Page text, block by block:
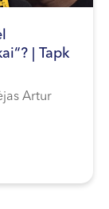
| Tapk
Artur